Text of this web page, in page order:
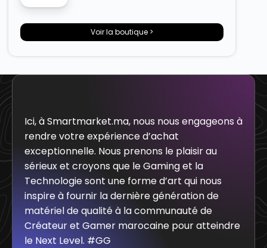
Voir la boutique >
Ici, à Smartmarket.ma, nous nous engageons à
rendre votre expérience d’achat
exceptionnelle. Nous prenons le plaisir au
sérieux et croyons que le Gaming et la
Technologie sont une forme d’art qui nous
inspire à fournir la dernière génération de
matériel de qualité à la communauté de
Créateur et Gamer marocaine pour atteindre
le Next Level. #GG